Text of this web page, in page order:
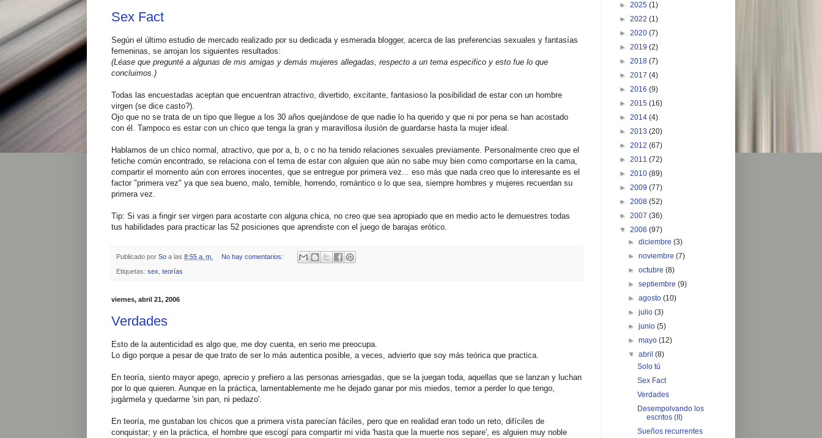
Sex Fact
Según el último estudio de mercado realizado por su dedicada y esmerada blogger, acerca de las preferencias sexuales y fantasías
femeninas, se arrojan los siguientes resultados:
(Léase que pregunté a algunas de mis amigas y demás mujeres allegadas, respecto a un tema especifico y esto fue lo que
concluimos.)
Todas las encuestadas aceptan que encuentran atractivo, divertido, excitante, fantasioso la posibilidad de estar con un hombre
virgen (se dice casto?).
Ojo que no se trata de un tipo que llegue a los 30 años quejándose de que nadie lo ha querido y que ni por pena se han acostado
con él. Tampoco es estar con un chico que tenga la gran y maravillosa ilusión de guardarse hasta la mujer ideal.
Hablamos de un chico normal, atractivo, que por a, b, o c no ha tenido relaciones sexuales previamente. Personalmente creo que el
fetiche común encontrado, se relaciona con el tema de estar con alguien que aún no sabe muy bien como comportarse en la cama,
compartir el momento aún con errores inocentes, que se entregue por primera vez... eso más que nada creo que lo interesante es el
factor "primera vez" ya que sea bueno, malo, temible, horrendo, romántico o lo que sea, siempre hombres y mujeres recuerdan su
primera vez.
Tip: Si vas a fingir ser virgen para acostarte con alguna chica, no creo que sea apropiado que en medio acto le demuestres todas
tus habilidades para practicar las 52 posiciones que aprendiste con el juego de barajas erótico.
Publicado por So a las 8:55 a. m. No hay comentarios:
Etiquetas: sex teorías
viernes, abril 21, 2006
Verdades
Esto de la autenticidad es algo que, me doy cuenta, en serio me preocupa.
Lo digo porque a pesar de que trato de ser lo más autentica posible, a veces, advierto que soy más teórica que practica.
En teoría, siento mayor apego, aprecio y prefiero a las personas arriesgadas, que se la juegan toda, aquellas que se lanzan y luchan
por lo que quieren. Aunque en la práctica, lamentablemente me he dejado ganar por mis miedos, temor a perder lo que tengo,
jugármela y quedarme 'sin pan, ni pedazo'.
En teoría, me gustaban los chicos que a primera vista parecían fáciles, pero que en realidad eran todo un reto, difíciles de
conquistar; y en la práctica, el hombre que escogí para compartir mi vida 'hasta que la muerte nos separe', es alguien muy noble
► 2025 (1)
► 2022 (1)
► 2020 (7)
► 2019 (2)
► 2018 (7)
► 2017 (4)
► 2016 (9)
► 2015 (16)
► 2014 (4)
► 2013 (20)
► 2012 (67)
► 2011 (72)
► 2010 (89)
► 2009 (77)
► 2008 (52)
► 2007 (36)
▼ 2006 (97)
►diciembre(3)
►noviembre(7)
►octubre(8)
►septiembre(9)
►agosto(10)
►julio(3)
►junio(5)
►mayo(12)
▼abril(8)
Solo tú
Sex Fact
Verdades
Desempolvando los
escritos (II)
Sueños recurrentes